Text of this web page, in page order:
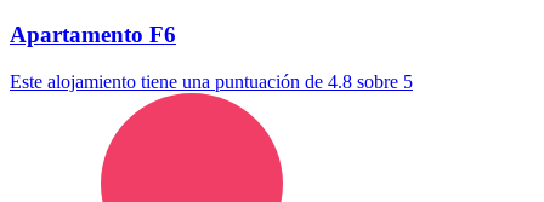
Apartamento F6
Este alojamiento tiene una puntuación de 4.8 sobre 5